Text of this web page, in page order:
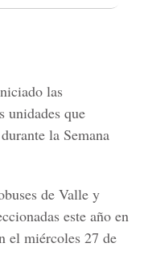
las
unidades que
la Semana
de Valle y
este año en
el miércoles 27 de